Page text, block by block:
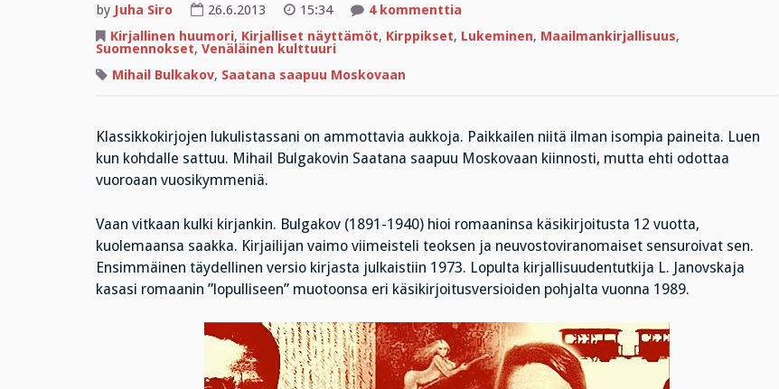
by Juha Siro 26.6.2013 15:34 4 kommenttiaartikkeliin
tarjoaa
Kirjallinen huumori, Kirjalliset näyttämöt, Kirppikset, Lukeminen, Maailmankirjallisuus,
Suomennokset, Venäläinen kulttuuri
Mihail Bulkakov, Saatana saapuu Moskovaan
Klassikkokirjojen lukulistassani on ammottavia aukkoja. Paikkailen niitä ilman isompia paineita. Luen
kun kohdalle sattuu. Mihail Bulgakovin Saatana saapuu Moskovaan kiinnosti, mutta ehti odottaa
vuoroaan vuosikymmeniä.
Vaan vitkaan kulki kirjankin. Bulgakov (1891-1940) hioi romaaninsa käsikirjoitusta 12 vuotta,
kuolemaansa saakka. Kirjailijan vaimo viimeisteli teoksen ja neuvostoviranomaiset sensuroivat sen.
Ensimmäinen täydellinen versio kirjasta julkaistiin 1973. Lopulta kirjallisuudentutkija L. Janovskaja
kasasi romaanin ”lopulliseen” muotoonsa eri käsikirjoitusversioiden pohjalta vuonna 1989.